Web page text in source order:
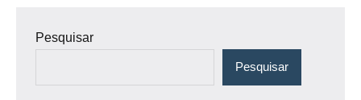
Pesquisar
Pesquisar